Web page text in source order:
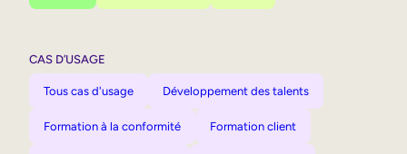
CAS D’USAGE
Tous cas d'usage Développement des talents
Formation à la conformité Formation client